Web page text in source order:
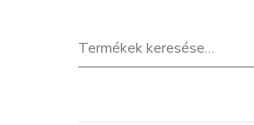
Keresés
a